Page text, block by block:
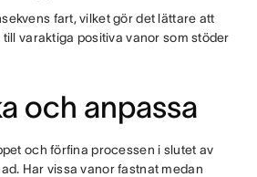
fart, vilket gör det lättare att
varaktiga positiva vanor som stöder
och anpassa
och förfina processen i slutet av
Har vissa vanor fastnat medan